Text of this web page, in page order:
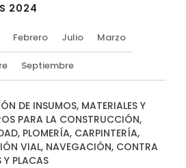
2024
Febrero Julio Marzo
Septiembre
DE INSUMOS, MATERIALES Y
PARA LA CONSTRUCCIÓN,
PLOMERÍA, CARPINTERÍA,
VIAL, NAVEGACIÓN, CONTRA
Y PLACAS